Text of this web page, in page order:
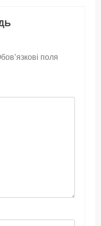
поля